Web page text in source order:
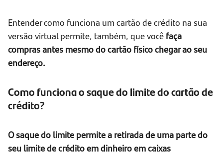
Entender como funciona um cartão de crédito na sua
versão virtual permite, também, que você faça
compras antes mesmo do cartão físico chegar ao seu
endereço.
Como funciona o saque do limite do cartão de
crédito?
O saque do limite permite a retirada de uma parte do
seu limite de crédito em dinheiro em caixas